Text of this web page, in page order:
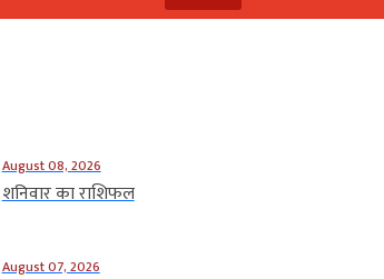
August 08, 2026
शनिवार का राशिफल
August 07, 2026